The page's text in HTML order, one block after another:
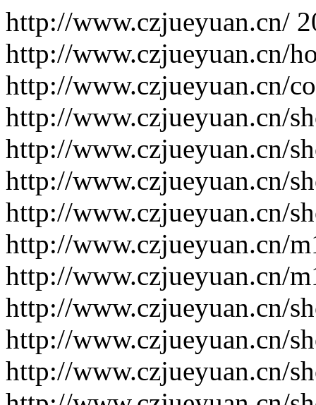
http://www.czjueyuan.cn/
http://www.czjueyuan.cn/
http://www.czjueyuan.cn/
http://www.czjueyuan.cn/
http://www.czjueyuan.cn/
http://www.czjueyuan.cn/
http://www.czjueyuan.cn/
http://www.czjueyuan.cn/
http://www.czjueyuan.cn/
http://www.czjueyuan.cn/
http://www.czjueyuan.cn/
http://www.czjueyuan.cn/